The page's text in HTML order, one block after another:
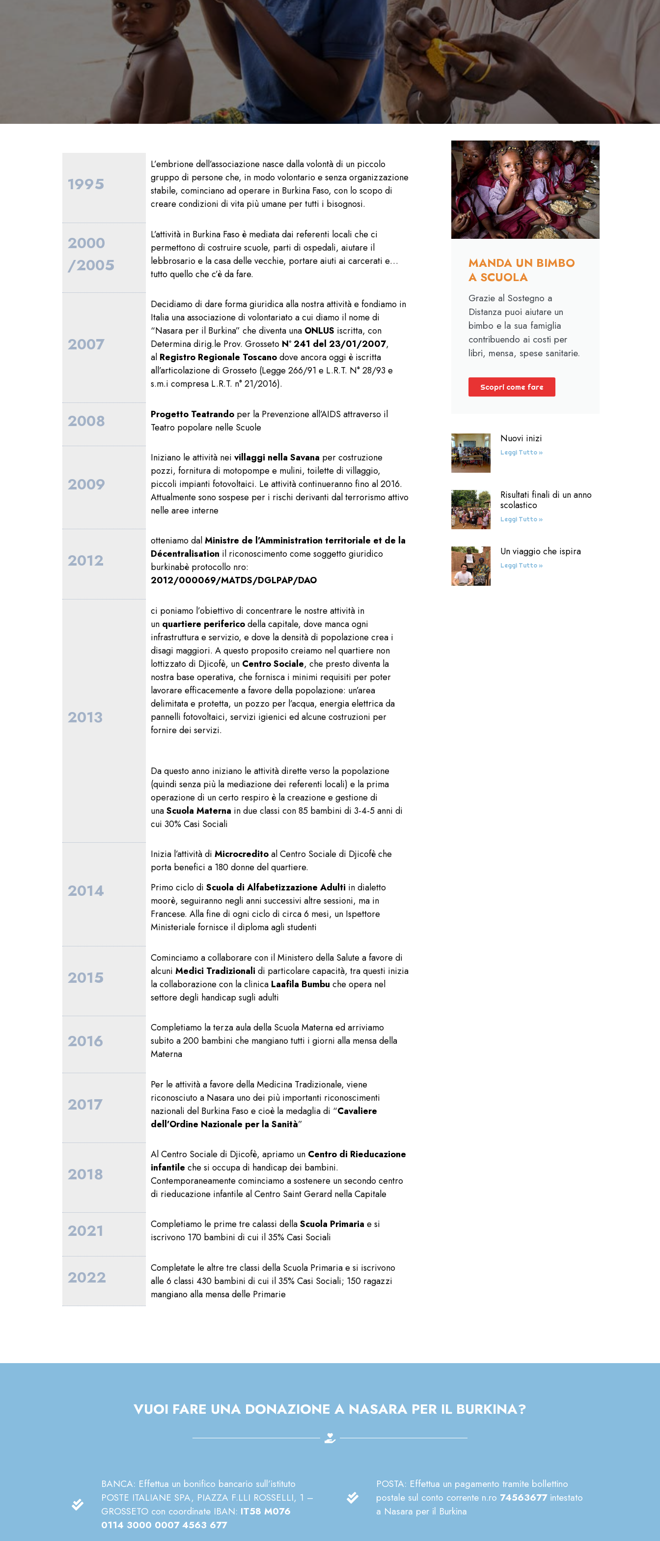
1995
L’embrione dell’associazione nasce dalla volontà di un piccolo
gruppo di persone che, in modo volontario e senza organizzazione
stabile, cominciano ad operare in Burkina Faso, con lo scopo di
creare condizioni di vita più umane per tutti i bisognosi.
2000
/2005
L’attività in Burkina Faso è mediata dai referenti locali che ci
permettono di costruire scuole, parti di ospedali, aiutare il
lebbrosario e la casa delle vecchie, portare aiuti ai carcerati e…
tutto quello che c’è da fare.
2007
Decidiamo di dare forma giuridica alla nostra attività e fondiamo in
Italia una associazione di volontariato a cui diamo il nome di
“Nasara per il Burkina” che diventa una ONLUS iscritta, con
Determina dirig.le Prov. Grosseto N° 241 del 23/01/2007,
alRegistro Regionale Toscanodove ancora oggi è iscritta
all’articolazione di Grosseto (Legge 266/91 e L.R.T. N° 28/93 e
s.m.i compresa L.R.T. n° 21/2016).
2008 Progetto Teatrandoper la Prevenzione all’AIDS attraverso il
Teatro popolare nelle Scuole
2009
Iniziano le attività nei villaggi nella Savana per costruzione
pozzi, fornitura di motopompe e mulini, toilette di villaggio,
piccoli impianti fotovoltaici. Le attività continueranno fino al 2016.
Attualmente sono sospese per i rischi derivanti dal terrorismo attivo
nelle aree interne
2012
otteniamo dalMinistre de l’Amministration territoriale et de la
Décentralisation il riconoscimento come soggetto giuridico
burkinabè protocollo nro:
2012/000069/MATDS/DGLPAP/DAO
2013
ci poniamo l’obiettivo di concentrare le nostre attività in
un quartiere perifericodella capitale, dove manca ogni
infrastruttura e servizio, e dove la densità di popolazione crea i
disagi maggiori. A questo proposito creiamo nel quartiere non
lottizzato di Djicofè, un Centro Sociale, che presto diventa la
nostra base operativa, che fornisca i minimi requisiti per poter
lavorare efficacemente a favore della popolazione: un’area
delimitata e protetta, un pozzo per l’acqua, energia elettrica da
pannelli fotovoltaici, servizi igienici ed alcune costruzioni per
fornire dei servizi.
Da questo anno iniziano le attività dirette verso la popolazione
(quindi senza più la mediazione dei referenti locali) e la prima
operazione di un certo respiro è la creazione e gestione di
unaScuola Materna in due classi con 85 bambini di 3-4-5 anni di
cui 30% Casi Sociali
2014
Inizia l’attività di Microcreditoal Centro Sociale di Djicofè che
porta benefici a 180 donne del quartiere.
Primo ciclo di Scuola di Alfabetizzazione Adulti in dialetto
moorè, seguiranno negli anni successivi altre sessioni, ma in
Francese. Alla fine di ogni ciclo di circa 6 mesi, un Ispettore
Ministeriale fornisce il diploma agli studenti
2015
Cominciamo a collaborare con il Ministero della Salute a favore di
alcuni Medici Tradizionali di particolare capacità, tra questi inizia
la collaborazione con la clinica Laafila Bumbu che opera nel
settore degli handicap sugli adulti
2016
Completiamo la terza aula della Scuola Materna ed arriviamo
subito a 200 bambini che mangiano tutti i giorni alla mensa della
Materna
2017
Per le attività a favore della Medicina Tradizionale, viene
riconosciuto a Nasara uno dei più importanti riconoscimenti
nazionali del Burkina Faso e cioè la medaglia di “Cavaliere
dell’Ordine Nazionale per la Sanità”
2018
Al Centro Sociale di Djicofè, apriamo un Centro di Rieducazione
infantile che si occupa di handicap dei bambini.
Contemporaneamente cominciamo a sostenere un secondo centro
di rieducazione infantile al Centro Saint Gerard nella Capitale
2021 Completiamo le prime tre calassi dellaScuola Primaria e si
iscrivono 170 bambini di cui il 35% Casi Sociali
2022
Completate le altre tre classi della Scuola Primaria e si iscrivono
alle 6 classi 430 bambini di cui il 35% Casi Sociali; 150 ragazzi
mangiano alla mensa delle Primarie
MANDA UN BIMBO
A SCUOLA
Grazie al Sostegno a
Distanza puoi aiutare un
bimbo e la sua famiglia
contribuendo ai costi per
libri, mensa, spese sanitarie.
Scopri come fare
Nuovi inizi
Leggi Tutto »
Risultati finali di un anno
scolastico
Leggi Tutto »
Un viaggio che ispira
Leggi Tutto »
VUOI FARE UNA DONAZIONE A NASARA PER IL BURKINA?
BANCA: Effettua un bonifico bancario sull’istituto
POSTE ITALIANE SPA, PIAZZA F.LLI ROSSELLI, 1 –
GROSSETO con coordinate IBAN: IT58 M076
0114 3000 0007 4563 677
POSTA: Effettua un pagamento tramite bollettino
postale sul conto corrente n.ro 74563677 intestato
a Nasara per il Burkina